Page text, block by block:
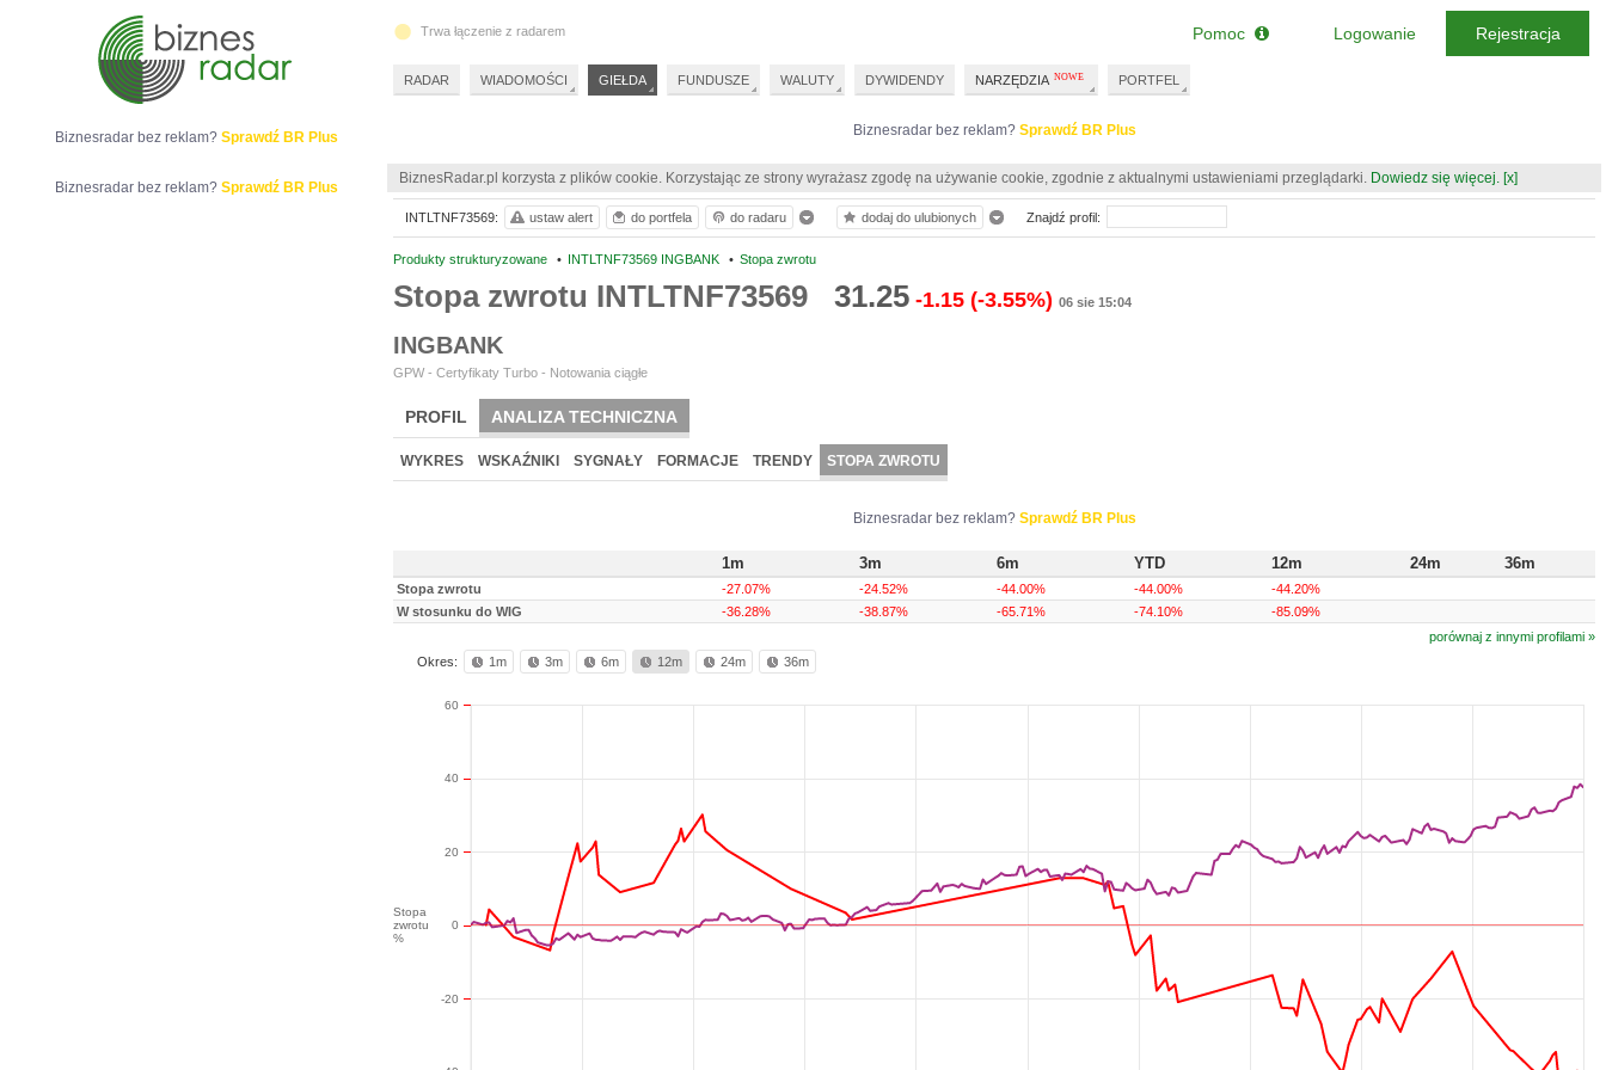
Biznesradar bez reklam? Sprawdź BR Plus
BiznesRadar.pl korzysta z plików cookie. Korzystając ze strony wyrażasz zgodę na używanie cookie, zgodnie z aktualnymi ustawieniami przeglądarki. Dowiedz się więcej. [x]
Produkty strukturyzowane • INTLTNF73569 INGBANK • Stopa zwrotu
Stopa zwrotu INTLTNF73569 31.25 -1.15 (-3.55%) 06 sie 15:04
INGBANK
GPW - Certyfikaty Turbo - Notowania ciągłe
PROFIL ANALIZA TECHNICZNA
WYKRES WSKAŹNIKI SYGNAŁY FORMACJE TRENDY STOPA ZWROTU
Biznesradar bez reklam? Sprawdź BR Plus
1m 3m 6m YTD 12m 24m 36m
Stopa zwrotu -27.07% -24.52% -44.00% -44.00%
-44.20%
W stosunku do WIG
-36.28% -38.87% -65.71% -74.10%
-85.09%
porównaj z innymi profilami »
Okres:
1m 3m 6m 12m 24m 36m
Stopa
zwrotu
%
-20
0
20
40
60
INTLTNF73569: ustaw alert do portfela do radaru dodaj do ulubionych Znajdź profil:
Biznesradar bez reklam? Sprawdź BR Plus
Biznesradar bez reklam? Sprawdź BR Plus
Trwa łączenie z radarem
RADAR WIADOMOŚCI GIEŁDA FUNDUSZE WALUTY DYWIDENDY NARZĘDZIA PORTFEL
Pomoc Logowanie Rejestracja